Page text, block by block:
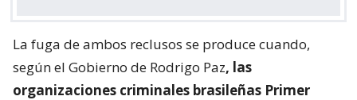
La fuga de ambos reclusos se produce cuando,
según el Gobierno de Rodrigo Paz, las
organizaciones criminales brasileñas Primer